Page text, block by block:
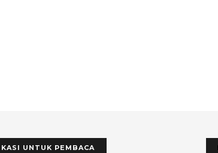
UNTUK PEMBACA